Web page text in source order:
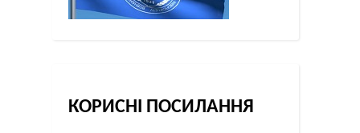
КОРИСНІ ПОСИЛАННЯ